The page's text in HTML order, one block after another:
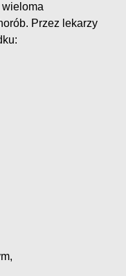
Przez lekarzy